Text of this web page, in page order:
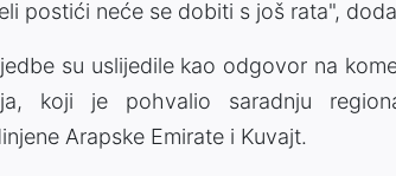
postići neće se dobiti s još rata",
su uslijedile kao odgovor na
koji je pohvalio saradnju
Arapske Emirate i Kuvajt.